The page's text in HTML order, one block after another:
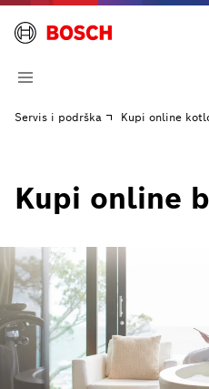
Servis i podrška Kupi online
Kupi online